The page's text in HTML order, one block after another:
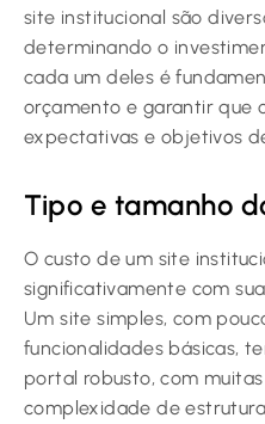
site institucional são
determinando o
cada um deles é
orçamento e garantir que
expectativas e objetivos
Tipo e tamanho
O custo de um site
significativamente com
Um site simples, com
funcionalidades básicas,
portal robusto, com
complexidade de